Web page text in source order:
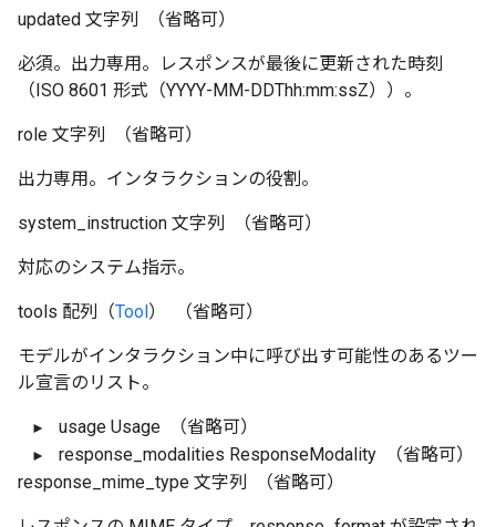
updated 文字列 （省略可）
必須。出力専用。レスポンスが最後に更新された時刻
（ISO 8601 形式（YYYY-MM-DDThh:mm:ssZ））。
role 文字列 （省略可）
出力専用。インタラクションの役割。
system_instruction 文字列 （省略可）
対応のシステム指示。
tools 配列（Tool） （省略可）
モデルがインタラクション中に呼び出す可能性のあるツー
ル宣言のリスト。
usage Usage
（省略可）
response_modalities ResponseModality
（省略可）
response_mime_type 文字列 （省略可）